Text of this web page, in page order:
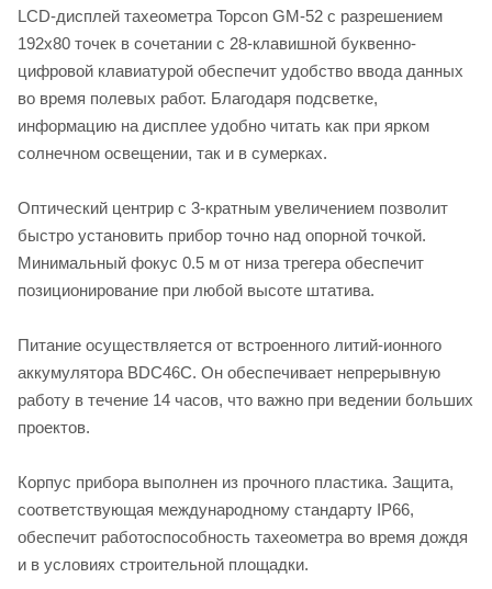
LCD-дисплей тахеометра Topcon GM-52 с разрешением
192х80 точек в сочетании с 28-клавишной буквенно-
цифровой клавиатурой обеспечит удобство ввода данных
во время полевых работ. Благодаря подсветке,
информацию на дисплее удобно читать как при ярком
солнечном освещении, так и в сумерках.
Оптический центрир с 3-кратным увеличением позволит
быстро установить прибор точно над опорной точкой.
Минимальный фокус 0.5 м от низа трегера обеспечит
позиционирование при любой высоте штатива.
Питание осуществляется от встроенного литий-ионного
аккумулятора BDC46C. Он обеспечивает непрерывную
работу в течение 14 часов, что важно при ведении больших
проектов.
Корпус прибора выполнен из прочного пластика. Защита,
соответствующая международному стандарту IP66,
обеспечит работоспособность тахеометра во время дождя
и в условиях строительной площадки.